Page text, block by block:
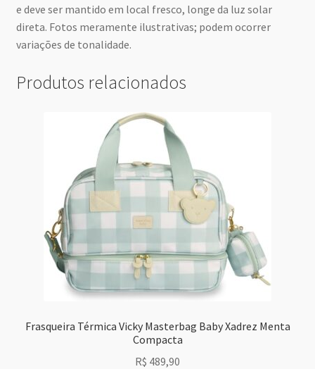
e deve ser mantido em local fresco, longe da luz solar
direta. Fotos meramente ilustrativas; podem ocorrer
variações de tonalidade.
Produtos relacionados
Frasqueira Térmica Vicky Masterbag Baby Xadrez Menta
Compacta
R$ 489,90